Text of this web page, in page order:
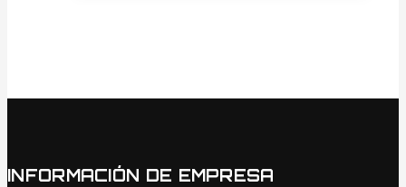
INFORMACIÓN DE EMPRESA